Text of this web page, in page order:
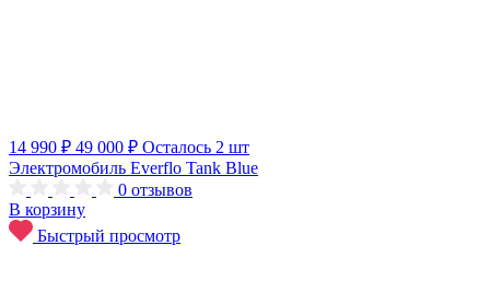
14 990 ₽ 49 000 ₽ Осталось 2 шт
Электромобиль Everflo Tank Blue
0 отзывов
В корзину
Быстрый просмотр